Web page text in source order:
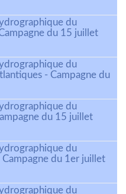
du
du 15 juillet
du
- Campagne du
du
du 15 juillet
du
du 1er juillet
du